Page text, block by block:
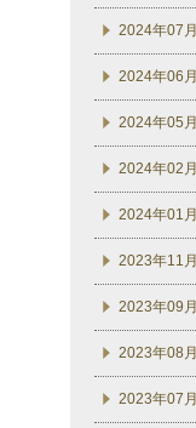
2024年07月
2024年06月
2024年05月
2024年02月
2024年01月
2023年11月
2023年09月
2023年08月
2023年07月